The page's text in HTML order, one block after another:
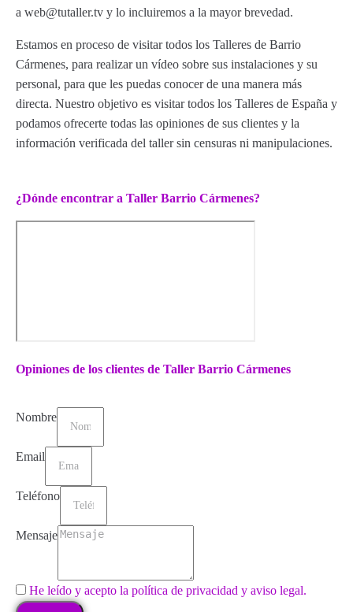
a web@tutaller.tv y lo incluiremos a la mayor brevedad.
Estamos en proceso de visitar todos los Talleres de Barrio
Cármenes, para realizar un vídeo sobre sus instalaciones y su
personal, para que les puedas conocer de una manera más
directa. Nuestro objetivo es visitar todos los Talleres de España y
podamos ofrecerte todas las opiniones de sus clientes y la
información verificada del taller sin censuras ni manipulaciones.
¿Dónde encontrar a Taller Barrio Cármenes?
Opiniones de los clientes de Taller Barrio Cármenes
Nombre
Email
Teléfono
Mensaje
He leído y acepto la política de privacidad y aviso legal.